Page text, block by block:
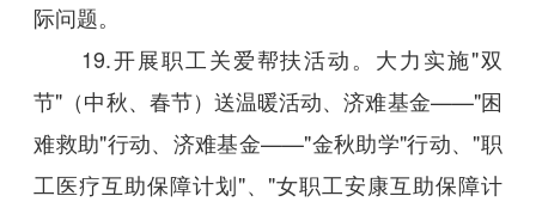
际问题。
19.开展职工关爱帮扶活动。大力实施"双
节"（中秋、春节）送温暖活动、济难基金——"困
难救助"行动、济难基金——"金秋助学"行动、"职
工医疗互助保障计划"、"女职工安康互助保障计